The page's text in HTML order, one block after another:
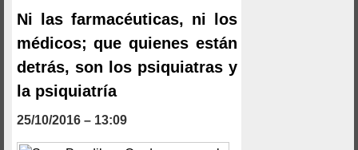
Ni las farmacéuticas, ni los
médicos; que quienes están
detrás, son los psiquiatras y
la psiquiatría
25/10/2016 – 13:09